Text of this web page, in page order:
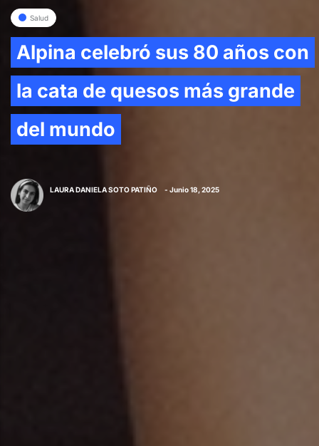
Salud
Alpina celebró sus 80 años con
la cata de quesos más grande
del mundo
LAURA DANIELA SOTO PATIÑO - Junio 18, 2025